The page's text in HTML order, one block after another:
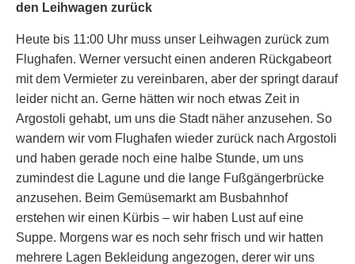
den Leihwagen zurück
Heute bis 11:00 Uhr muss unser Leihwagen zurück zum
Flughafen. Werner versucht einen anderen Rückgabeort
mit dem Vermieter zu vereinbaren, aber der springt darauf
leider nicht an. Gerne hätten wir noch etwas Zeit in
Argostoli gehabt, um uns die Stadt näher anzusehen. So
wandern wir vom Flughafen wieder zurück nach Argostoli
und haben gerade noch eine halbe Stunde, um uns
zumindest die Lagune und die lange Fußgängerbrücke
anzusehen. Beim Gemüsemarkt am Busbahnhof
erstehen wir einen Kürbis – wir haben Lust auf eine
Suppe. Morgens war es noch sehr frisch und wir hatten
mehrere Lagen Bekleidung angezogen, derer wir uns